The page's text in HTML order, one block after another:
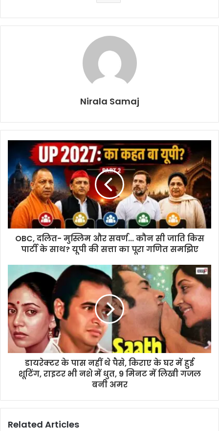
Nirala Samaj
OBC, दलित- मुस्लिम और सवर्ण... कौन सी जाति किस
पार्टी के साथ? यूपी की सत्ता का पूरा गणित समझिए
डायरेक्टर के पास नहीं थे पैसे, किराए के घर में हुई
शूटिंग, राइटर भी नशे में धुत, 9 मिनट में लिखी गजल
बनी अमर
Related Articles